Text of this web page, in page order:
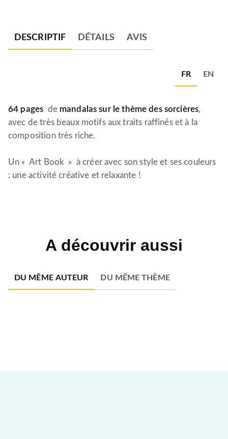
DESCRIPTIF DÉTAILS AVIS
FR EN
64 pages de mandalas sur le thème des sorcières,
avec de très beaux motifs aux traits raffinés et à la
composition très riche.
Un « Art Book » à créer avec son style et ses couleurs
: une activité créative et relaxante !
A découvrir aussi
DU MÊME AUTEUR DU MÊME THÈME